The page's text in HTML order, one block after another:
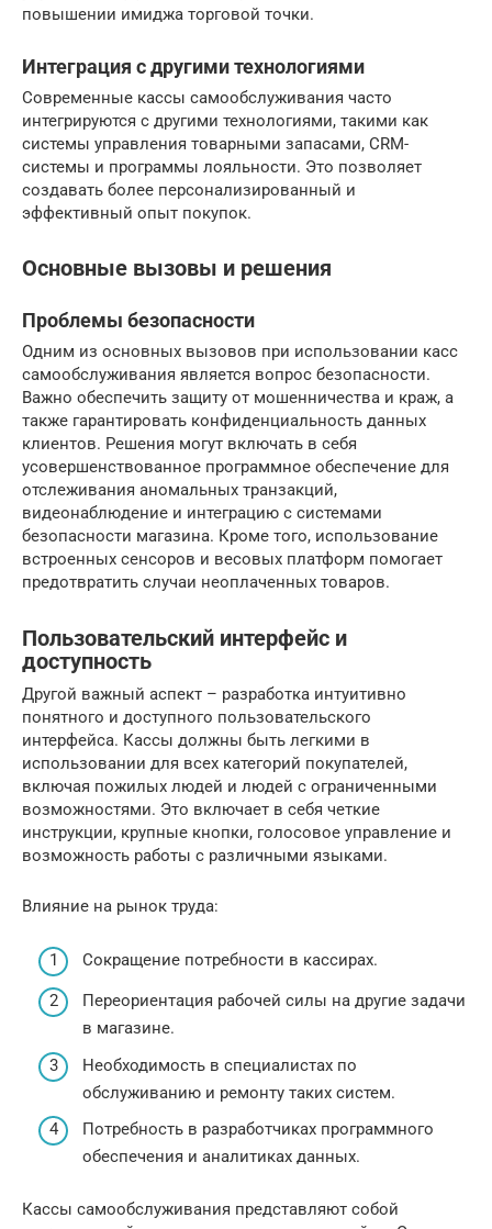
повышении имиджа торговой точки.
Интеграция с другими технологиями
Современные кассы самообслуживания часто
интегрируются с другими технологиями, такими как
системы управления товарными запасами, CRM-
системы и программы лояльности. Это позволяет
создавать более персонализированный и
эффективный опыт покупок.
Основные вызовы и решения
Проблемы безопасности
Одним из основных вызовов при использовании касс
самообслуживания является вопрос безопасности.
Важно обеспечить защиту от мошенничества и краж, а
также гарантировать конфиденциальность данных
клиентов. Решения могут включать в себя
усовершенствованное программное обеспечение для
отслеживания аномальных транзакций,
видеонаблюдение и интеграцию с системами
безопасности магазина. Кроме того, использование
встроенных сенсоров и весовых платформ помогает
предотвратить случаи неоплаченных товаров.
Пользовательский интерфейс и
доступность
Другой важный аспект – разработка интуитивно
понятного и доступного пользовательского
интерфейса. Кассы должны быть легкими в
использовании для всех категорий покупателей,
включая пожилых людей и людей с ограниченными
возможностями. Это включает в себя четкие
инструкции, крупные кнопки, голосовое управление и
возможность работы с различными языками.
Влияние на рынок труда:
Сокращение потребности в кассирах.
Переориентация рабочей силы на другие задачи
в магазине.
Необходимость в специалистах по
обслуживанию и ремонту таких систем.
Потребность в разработчиках программного
обеспечения и аналитиках данных.
Кассы самообслуживания представляют собой